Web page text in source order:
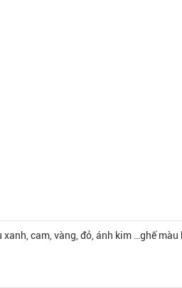
cam, vàng, đỏ, ánh kim …ghế màu